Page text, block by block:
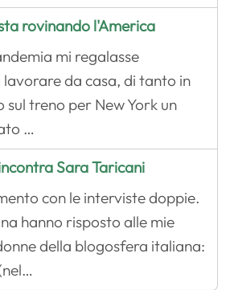
rovinando l'America
mi regalasse
da casa, di tanto in
treno per New York un
…
Sara Taricani
con le interviste doppie.
hanno risposto alle mie
della blogosfera italiana: